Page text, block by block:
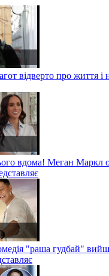
відверто про життя і
вдома! Меган Маркл
"раша гудбай"